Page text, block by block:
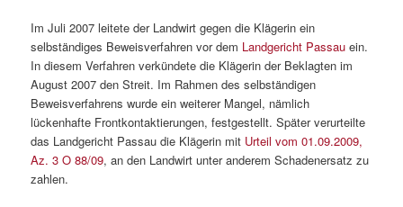
Im Juli 2007 leitete der Landwirt gegen die Klägerin ein
selbständiges Beweisverfahren vor dem Landgericht Passau ein.
In diesem Verfahren verkündete die Klägerin der Beklagten im
August 2007 den Streit. Im Rahmen des selbständigen
Beweisverfahrens wurde ein weiterer Mangel, nämlich
lückenhafte Frontkontaktierungen, festgestellt. Später verurteilte
das Landgericht Passau die Klägerin mit Urteil vom 01.09.2009,
Az. 3 O 88/09, an den Landwirt unter anderem Schadenersatz zu
zahlen.